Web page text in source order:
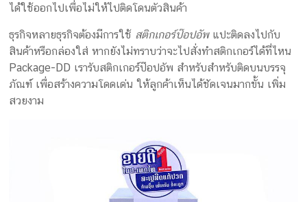
ได้ใช้ออกไปเพื่อไม่ให้ไปติดโดนตัวสินค้า
ธุรกิจหลายธุรกิจต้องมีการใช้ สติกเกอร์ป๊อปอัพ แปะติดลงไปกับ
สินค้าหรือกล่องใส่ หากยังไม่ทราบว่าจะไปสั่งทำสติกเกอร์ได้ที่ไหน
Package-DD เรารับสติกเกอร์ป๊อปอัพ สำหรับสำหรับติดบนบรรจุ
ภัณฑ์ เพื่อสร้างความโดดเด่น ให้ลูกค้าเห็นได้ชัดเจนมากขั้น เพิ่ม
สวยงาม